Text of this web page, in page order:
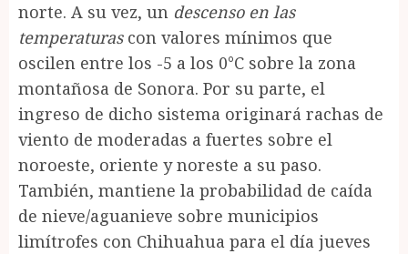
norte. A su vez, un descenso en las
temperaturascon valores mínimos que
oscilen entre los -5 a los 0°C sobre la zona
montañosa de Sonora. Por su parte, el
ingreso de dicho sistema originará rachas de
viento de moderadas a fuertes sobre el
noroeste, oriente y noreste a su paso.
También, mantiene la probabilidad de caída
de nieve/aguanieve sobre municipios
limítrofes con Chihuahua para el día jueves